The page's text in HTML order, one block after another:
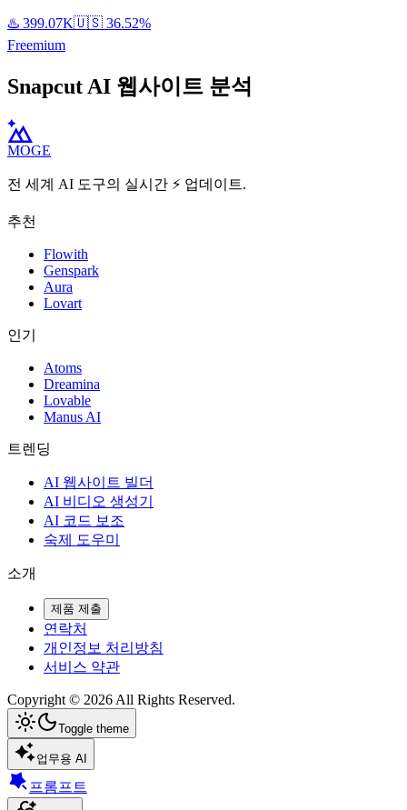
♨️ 399.07K🇺🇸 36.52%
Freemium
Snapcut AI 웹사이트 분석
MOGE
전 세계 AI 도구의 실시간 ⚡️ 업데이트.
추천
Flowith
Genspark
Aura
Lovart
인기
Atoms
Dreamina
Lovable
Manus AI
트렌딩
AI 웹사이트 빌더
AI 비디오 생성기
AI 코드 보조
숙제 도우미
소개
제품 제출
연락처
개인정보 처리방침
서비스 약관
Copyright © 2026 All Rights Reserved.
Toggle theme
업무용 AI
프롬프트